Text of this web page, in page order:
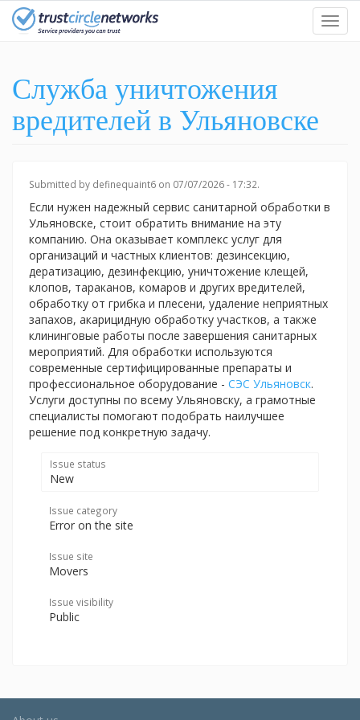
Skip
Служба уничтожения
вредителей в Ульяновске
Submitted by definequaint6 on 07/07/2026 - 17:32.
Если нужен надежный сервис санитарной обработки в
Ульяновске, стоит обратить внимание на эту
компанию. Она оказывает комплекс услуг для
организаций и частных клиентов: дезинсекцию,
дератизацию, дезинфекцию, уничтожение клещей,
клопов, тараканов, комаров и других вредителей,
обработку от грибка и плесени, удаление неприятных
запахов, акарицидную обработку участков, а также
клининговые работы после завершения санитарных
мероприятий. Для обработки используются
современные сертифицированные препараты и
профессиональное оборудование - СЭС Ульяновск.
Услуги доступны по всему Ульяновску, а грамотные
специалисты помогают подобрать наилучшее
решение под конкретную задачу.
Issue status
New
Issue category
Error on the site
Issue site
Movers
Issue visibility
Public